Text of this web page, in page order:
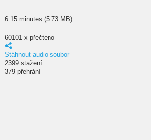
6:15 minutes (5.73 MB)
60101 x přečteno
Stáhnout audio soubor
2399 stažení
379 přehrání